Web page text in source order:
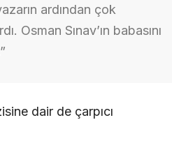
ardından çok
Osman Sınav’ın babasını
dair de çarpıcı